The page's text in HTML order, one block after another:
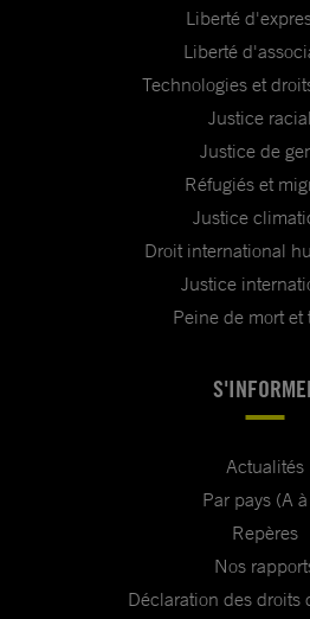
Liberté
Liberté
Technologies et
Justice
Justice de
Réfugiés et
Justice
Droit international
Justice
Peine de mort et
Actualités
Par pays (A
Repères
Nos
Déclaration des droits